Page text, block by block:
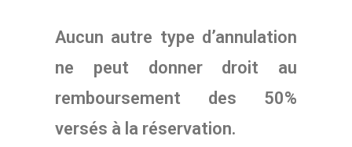
Aucun autre type d’annulation
ne peut donner droit au
remboursement des 50%
versés à la réservation.